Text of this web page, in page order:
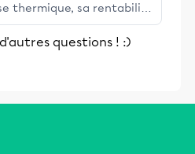
thermique, sa rentabilité
des matières premières
font le matériau de
la plupart des
questions ! :)